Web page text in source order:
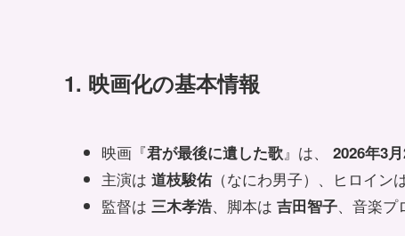
1. 映画化の基本情報
映画『君が最後に遺した歌』は、 2026年3
主演は 道枝駿佑（なにわ男子）、ヒロイン
監督は 三木孝浩、脚本は 吉田智子、音楽プ